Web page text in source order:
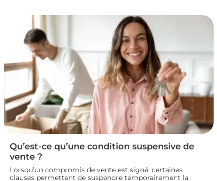
votre mode de vente immobilière.
Qu’est-ce qu’une condition suspensive de
vente ?
Lorsqu’un compromis de vente est signé, certaines
clauses permettent de suspendre temporairement la